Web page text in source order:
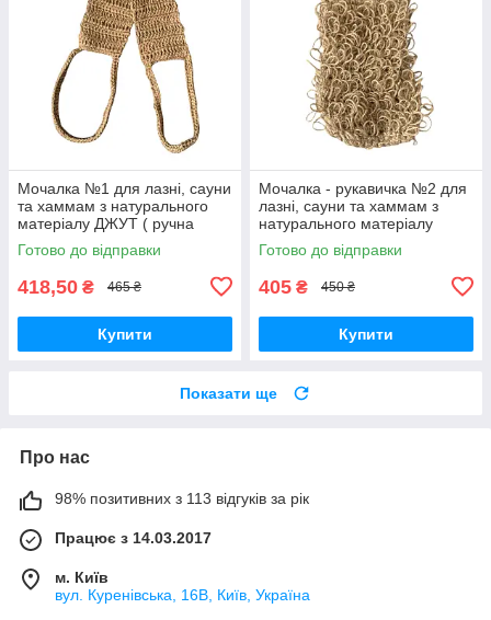
Мочалка №1 для лазні, сауни
та хаммам з натурального
матеріалу ДЖУТ ( ручна
робота )
Готово до відправки
418,50 ₴ 465 ₴
Купити
Мочалка - рукавичка №2 для
лазні, сауни та хаммам з
натурального матеріалу
ДЖУТ ( ручна робота )
Готово до відправки
405 ₴ 450 ₴
Купити
Показати ще
Про нас
98% позитивних з 113 відгуків за рік
Працює з 14.03.2017
м. Київ
вул. Куренівська, 16В, Київ, Україна